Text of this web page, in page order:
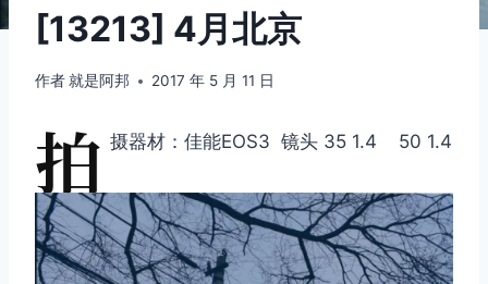
[13213] 4月北京
作者就是阿邦 2017 年 5 月 11 日
拍 摄器材：佳能EOS3 镜头 35 1.4 50 1.4